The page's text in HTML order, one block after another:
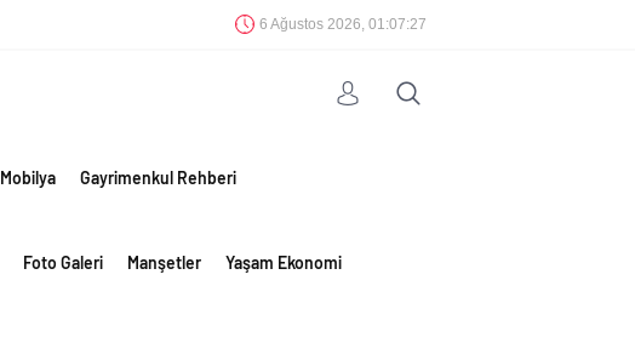
6 Ağustos 2026, 01:07:28
Mobilya Gayrimenkul Rehberi
Foto Galeri Manşetler Yaşam Ekonomi